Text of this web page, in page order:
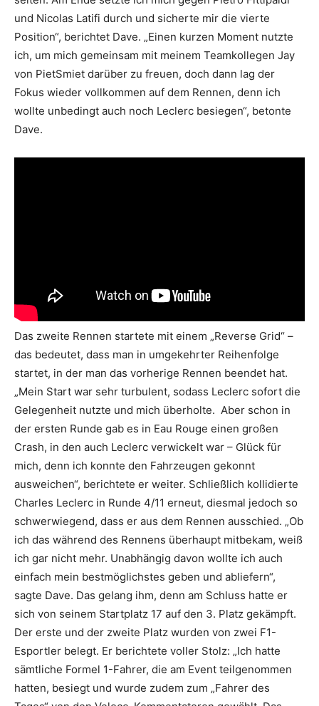
und Nicolas Latifi durch und sicherte mir die vierte
Position“, berichtet Dave. „Einen kurzen Moment nutzte
ich, um mich gemeinsam mit meinem Teamkollegen Jay
von PietSmiet darüber zu freuen, doch dann lag der
Fokus wieder vollkommen auf dem Rennen, denn ich
wollte unbedingt auch noch Leclerc besiegen“, betonte
Dave.
Das zweite Rennen startete mit einem „Reverse Grid“ –
das bedeutet, dass man in umgekehrter Reihenfolge
startet, in der man das vorherige Rennen beendet hat.
„Mein Start war sehr turbulent, sodass Leclerc sofort die
Gelegenheit nutzte und mich überholte. Aber schon in
der ersten Runde gab es in Eau Rouge einen großen
Crash, in den auch Leclerc verwickelt war – Glück für
mich, denn ich konnte den Fahrzeugen gekonnt
ausweichen“, berichtete er weiter. Schließlich kollidierte
Charles Leclerc in Runde 4/11 erneut, diesmal jedoch so
schwerwiegend, dass er aus dem Rennen ausschied. „Ob
ich das während des Rennens überhaupt mitbekam, weiß
ich gar nicht mehr. Unabhängig davon wollte ich auch
einfach mein bestmöglichstes geben und abliefern“,
sagte Dave. Das gelang ihm, denn am Schluss hatte er
sich von seinem Startplatz 17 auf den 3. Platz gekämpft.
Der erste und der zweite Platz wurden von zwei F1-
Esportler belegt. Er berichtete voller Stolz: „Ich hatte
sämtliche Formel 1-Fahrer, die am Event teilgenommen
hatten, besiegt und wurde zudem zum „Fahrer des